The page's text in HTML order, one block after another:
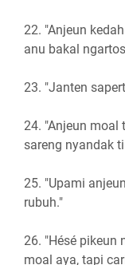
22. "Anjeun
anu bakal
23. "Janten
24. "Anjeun
sareng nyandak
25. "Upami
rubuh."
26. "Hésé
moal aya, tapi